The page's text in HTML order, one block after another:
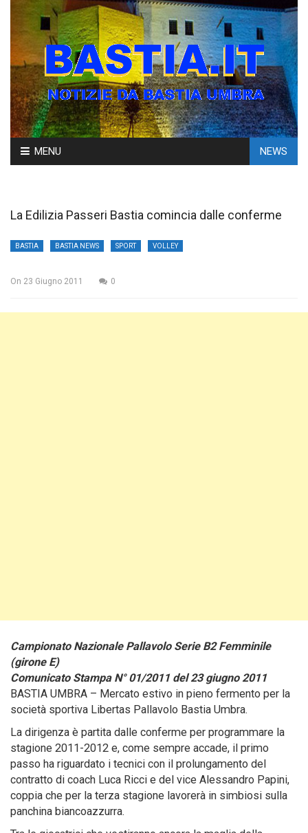
Skip
to
MENU NEWS
La Edilizia Passeri Bastia comincia dalle conferme
BASTIA BASTIA NEWS SPORT VOLLEY
On 23 Giugno 2011 0
Campionato Nazionale Pallavolo Serie B2 Femminile
(girone E)
Comunicato Stampa N° 01/2011 del 23 giugno 2011
BASTIA UMBRA – Mercato estivo in pieno fermento per la
società sportiva Libertas Pallavolo Bastia Umbra.
La dirigenza è partita dalle conferme per programmare la
stagione 2011-2012 e, come sempre accade, il primo
passo ha riguardato i tecnici con il prolungamento del
contratto di coach Luca Ricci e del vice Alessandro Papini,
coppia che per la terza stagione lavorerà in simbiosi sulla
panchina biancoazzurra.